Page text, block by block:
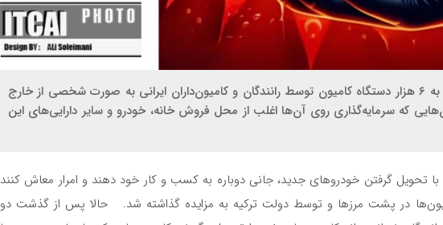
حدود دو سال پیش، نزدیک به ۶ هزار دستگاه کامیون توسط رانندگان و کامیون‌داران ایرانی به صورت شخصی از خارج
که سرمایه‌گذاری روی آن‌ها اغلب از محل فروش خانه، خودرو و سایر دارایی‌های این
با تحویل گرفتن خودروهای جدید، جانی دوباره به کسب و کار خود دهند و امرار معاش کنند
در پشت مرزها و توسط دولت ترکیه به مزایده گذاشته شد. حالا پس از گذشت دو